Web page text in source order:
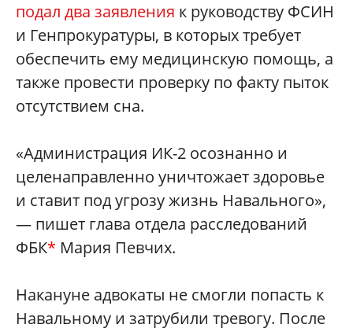
подал два заявления к руководству ФСИН
и Генпрокуратуры, в которых требует
обеспечить ему медицинскую помощь, а
также провести проверку по факту пыток
отсутствием сна.
«Администрация ИК-2 осознанно и
целенаправленно уничтожает здоровье
и ставит под угрозу жизнь Навального»,
— пишет глава отдела расследований
ФБК* Мария Певчих.
Накануне адвокаты не смогли попасть к
Навальному и затрубили тревогу. После